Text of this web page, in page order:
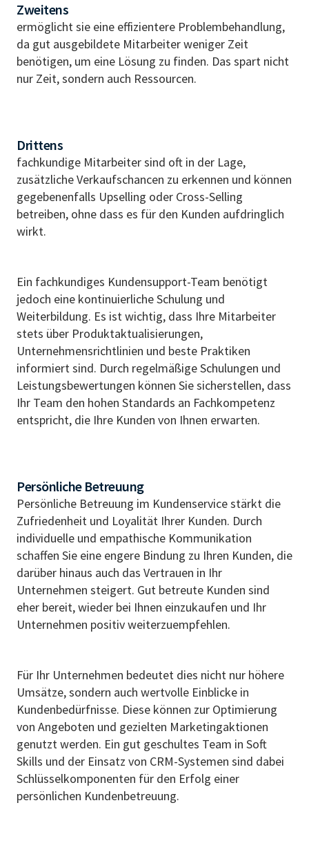
Zweitens
ermöglicht sie eine effizientere Problembehandlung,
da gut ausgebildete Mitarbeiter weniger Zeit
benötigen, um eine Lösung zu finden. Das spart nicht
nur Zeit, sondern auch Ressourcen.
Drittens
fachkundige Mitarbeiter sind oft in der Lage,
zusätzliche Verkaufschancen zu erkennen und können
gegebenenfalls Upselling oder Cross-Selling
betreiben, ohne dass es für den Kunden aufdringlich
wirkt.
Ein fachkundiges Kundensupport-Team benötigt
jedoch eine kontinuierliche Schulung und
Weiterbildung. Es ist wichtig, dass Ihre Mitarbeiter
stets über Produktaktualisierungen,
Unternehmensrichtlinien und beste Praktiken
informiert sind. Durch regelmäßige Schulungen und
Leistungsbewertungen können Sie sicherstellen, dass
Ihr Team den hohen Standards an Fachkompetenz
entspricht, die Ihre Kunden von Ihnen erwarten.
Persönliche Betreuung
Persönliche Betreuung im Kundenservice stärkt die
Zufriedenheit und Loyalität Ihrer Kunden. Durch
individuelle und empathische Kommunikation
schaffen Sie eine engere Bindung zu Ihren Kunden, die
darüber hinaus auch das Vertrauen in Ihr
Unternehmen steigert. Gut betreute Kunden sind
eher bereit, wieder bei Ihnen einzukaufen und Ihr
Unternehmen positiv weiterzuempfehlen.
Für Ihr Unternehmen bedeutet dies nicht nur höhere
Umsätze, sondern auch wertvolle Einblicke in
Kundenbedürfnisse. Diese können zur Optimierung
von Angeboten und gezielten Marketingaktionen
genutzt werden. Ein gut geschultes Team in Soft
Skills und der Einsatz von CRM-Systemen sind dabei
Schlüsselkomponenten für den Erfolg einer
persönlichen Kundenbetreuung.